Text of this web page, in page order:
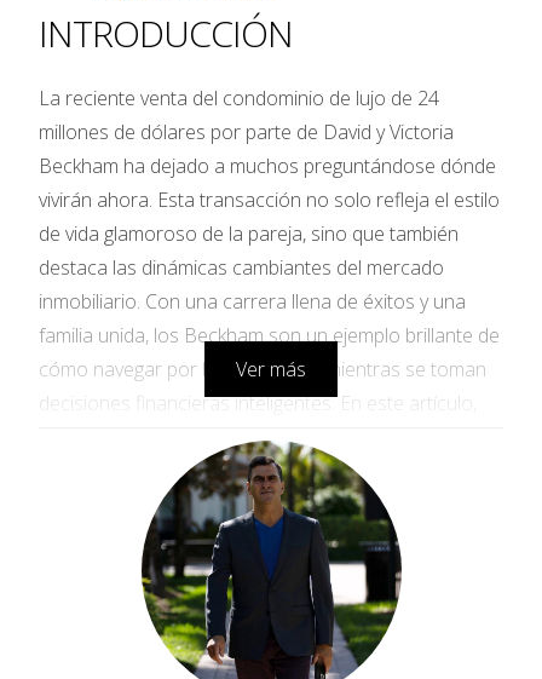
INTRODUCCIÓN
La reciente venta del condominio de lujo de 24
millones de dólares por parte de David y Victoria
Beckham ha dejado a muchos preguntándose dónde
vivirán ahora. Esta transacción no solo refleja el estilo
de vida glamoroso de la pareja, sino que también
destaca las dinámicas cambiantes del mercado
inmobiliario. Con una carrera llena de éxitos y una
familia unida, los Beckham son un ejemplo brillante de
cómo navegar por la vida pública mientras se toman
decisiones financieras inteligentes. En este artículo,
nos adentraremos en su historia, explorando no solo
su vida personal, sino también las lecciones que
podemos aprender sobre inversiones en bienes
LA VIDA DE LOS BECKHAM
Desde sus inicios en el mundo del fútbol hasta
Ver más